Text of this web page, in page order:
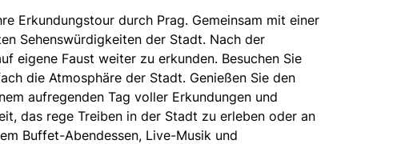
Erkundungstour durch Prag. Gemeinsam mit einer
Sehenswürdigkeiten der Stadt. Nach der
eigene Faust weiter zu erkunden. Besuchen Sie
die Atmosphäre der Stadt. Genießen Sie den
aufregenden Tag voller Erkundungen und
das rege Treiben in der Stadt zu erleben oder an
Buffet-Abendessen, Live-Musik und